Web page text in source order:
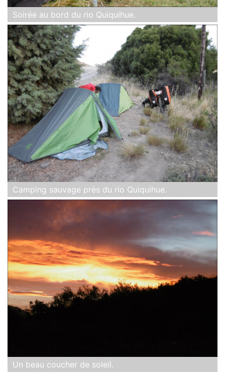
Soirée au bord du rio Quiquihue.
Camping sauvage près du rio Quiquihue.
Un beau coucher de soleil.